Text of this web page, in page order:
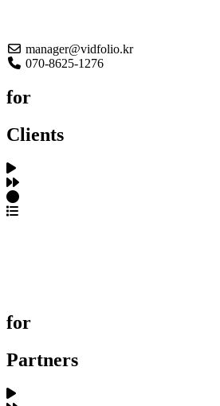
manager@vidfolio.kr
070-8625-1276
for
Clients
for
Partners